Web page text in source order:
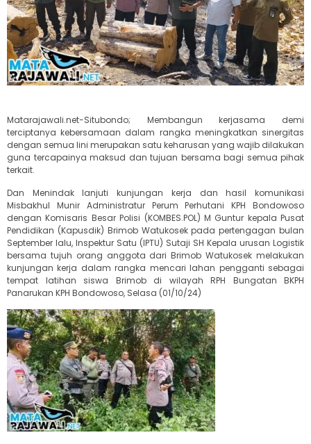
Matarajawali.net-Situbondo; Membangun kerjasama demi
terciptanya kebersamaan dalam rangka meningkatkan sinergitas
dengan semua lini merupakan satu keharusan yang wajib dilakukan
guna tercapainya maksud dan tujuan bersama bagi semua pihak
terkait.
Dan Menindak lanjuti kunjungan kerja dan hasil komunikasi
Misbakhul Munir Administratur Perum Perhutani KPH Bondowoso
dengan Komisaris Besar Polisi (KOMBES.POL) M Guntur kepala Pusat
Pendidikan (Kapusdik) Brimob Watukosek pada pertengagan bulan
September lalu, Inspektur Satu (IPTU) Sutaji SH Kepala urusan Logistik
bersama tujuh orang anggota dari Brimob Watukosek melakukan
kunjungan kerja dalam rangka mencari lahan pengganti sebagai
tempat latihan siswa Brimob di wilayah RPH Bungatan BKPH
Panarukan KPH Bondowoso, Selasa (01/10/24)